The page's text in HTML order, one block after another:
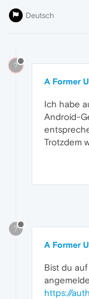
Deutsch
?
A Former
Ich habe
Android-
Trotzdem
?
A Former
Bist du
https://